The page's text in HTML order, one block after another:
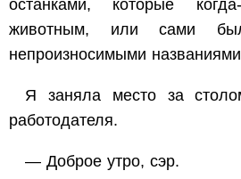
останками, которые
животным, или сами
непроизносимыми
Я заняла место за
работодателя.
— Доброе утро, сэр.